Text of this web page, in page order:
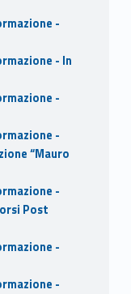
-
- In
-
-
“Mauro
-
Post
-
-